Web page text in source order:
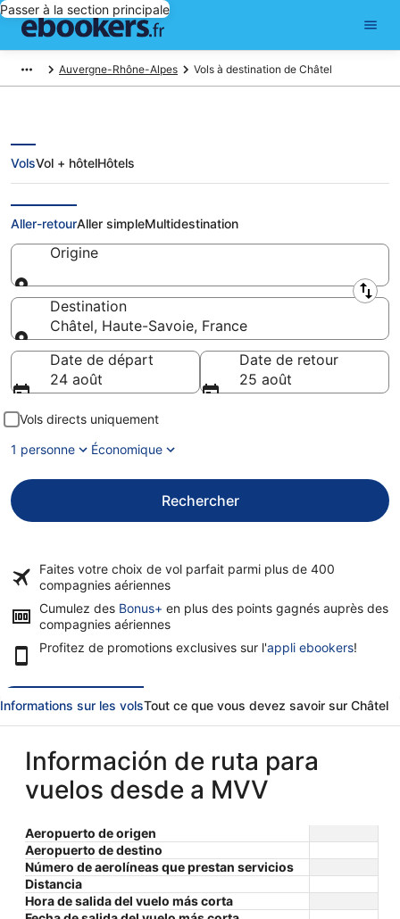
Passer à la section principale
Auvergne-Rhône-Alpes Vols à destination de Châtel
Vols pas chers pour Châtel
VolsVol + hôtelHôtels
Aller-retourAller simpleMultidestination
Origine
Origine
Destination
Châtel, Haute-Savoie, France
Destination
Date de départ
24 août
Date de retour
25 août
Vols directs uniquement
1 personne
Économique
Rechercher
Faites votre choix de vol parfait parmi plus de 400
compagnies aériennes
Cumulez des Bonus+ en plus des points gagnés auprès des
compagnies aériennes
Profitez de promotions exclusives sur l'appli ebookers!
Informations sur les volsTout ce que vous devez savoir sur Châtel
Información de ruta para
vuelos desde a MVV
Aeropuerto de origen
Aeropuerto de destino
Número de aerolíneas que prestan servicios
Distancia
Hora de salida del vuelo más corta